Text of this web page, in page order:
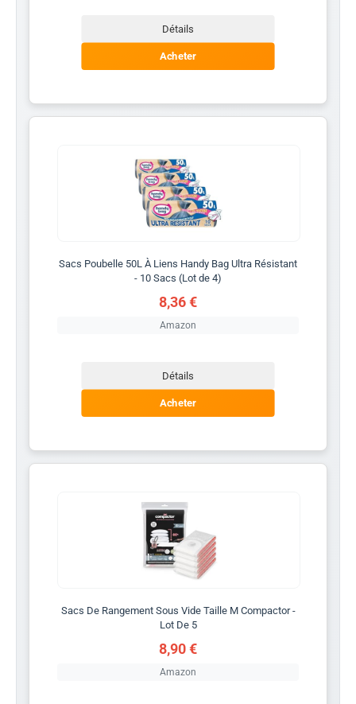
Détails
Acheter
Sacs Poubelle 50L À Liens Handy Bag Ultra Résistant
- 10 Sacs (Lot de 4)
8,36 €
Amazon
Détails
Acheter
Sacs De Rangement Sous Vide Taille M Compactor -
Lot De 5
8,90 €
Amazon